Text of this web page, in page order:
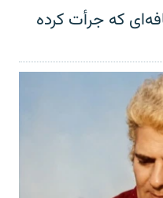
که جرأت کرده